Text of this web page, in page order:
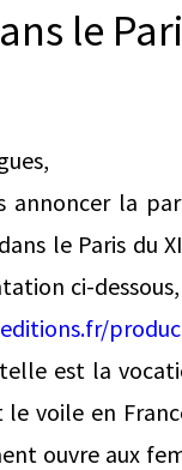
le
annoncer la
le Paris du
ci-
est la
le voile en
ouvre aux